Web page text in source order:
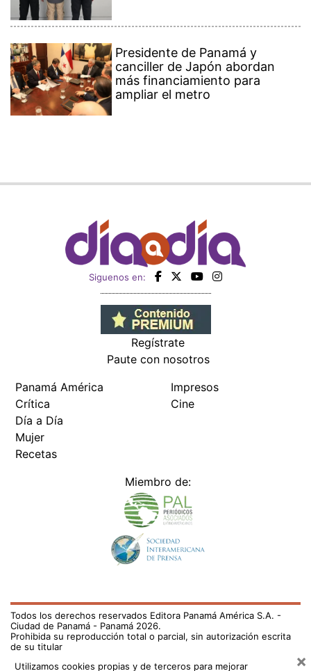
Presidente de Panamá y
canciller de Japón abordan
más financiamiento para
ampliar el metro
Siguenos en:
Regístrate
Paute con nosotros
Panamá América
Crítica
Día a Día
Mujer
Recetas
Impresos
Cine
Miembro de:
Todos los derechos reservados Editora Panamá América S.A. -
Ciudad de Panamá - Panamá 2026.
Prohibida su reproducción total o parcial, sin autorización escrita
de su titular
Utilizamos cookies propias y de terceros para mejorar
×